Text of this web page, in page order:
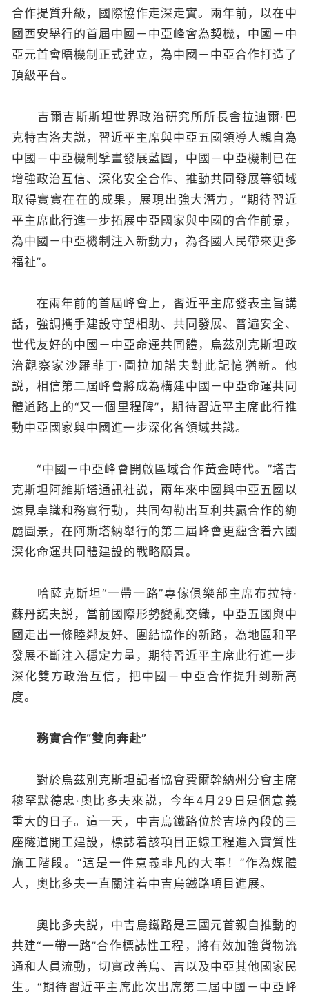
合作提質升級，國際協作走深走實。兩年前，以在中
國西安舉行的首屆中國－中亞峰會為契機，中國－中
亞元首會晤機制正式建立，為中國－中亞合作打造了
頂級平台。
吉爾吉斯斯坦世界政治研究所所長舍拉迪爾·巴
克特古洛夫説，習近平主席與中亞五國領導人親自為
中國－中亞機制擘畫發展藍圖，中國－中亞機制已在
增強政治互信、深化安全合作、推動共同發展等領域
取得實實在在的成果，展現出強大潛力，“期待習近
平主席此行進一步拓展中亞國家與中國的合作前景，
為中國－中亞機制注入新動力，為各國人民帶來更多
福祉”。
在兩年前的首屆峰會上，習近平主席發表主旨講
話，強調攜手建設守望相助、共同發展、普遍安全、
世代友好的中國－中亞命運共同體，烏茲別克斯坦政
治觀察家沙羅菲丁·圖拉加諾夫對此記憶猶新。他
説，相信第二屆峰會將成為構建中國－中亞命運共同
體道路上的“又一個里程碑”，期待習近平主席此行推
動中亞國家與中國進一步深化各領域共識。
“中國－中亞峰會開啟區域合作黃金時代。”塔吉
克斯坦阿維斯塔通訊社説，兩年來中國與中亞五國以
遠見卓識和務實行動，共同勾勒出互利共贏合作的絢
麗圖景，在阿斯塔納舉行的第二屆峰會更蘊含着六國
深化命運共同體建設的戰略願景。
哈薩克斯坦“一帶一路”專傢俱樂部主席布拉特·
蘇丹諾夫説，當前國際形勢變亂交織，中亞五國與中
國走出一條睦鄰友好、團結協作的新路，為地區和平
發展不斷注入穩定力量，期待習近平主席此行進一步
深化雙方政治互信，把中國－中亞合作提升到新高
度。
務實合作“雙向奔赴”
對於烏茲別克斯坦記者協會費爾幹納州分會主席
穆罕默德忠·奧比多夫來説，今年4月29日是個意義
重大的日子。這一天，中吉烏鐵路位於吉境內段的三
座隧道開工建設，標誌着該項目正線工程進入實質性
施工階段。“這是一件意義非凡的大事！”作為媒體
人，奧比多夫一直關注着中吉烏鐵路項目進展。
奧比多夫説，中吉烏鐵路是三國元首親自推動的
共建“一帶一路”合作標誌性工程，將有效加強貨物流
通和人員流動，切實改善烏、吉以及中亞其他國家民
生。“期待習近平主席此次出席第二屆中國－中亞峰